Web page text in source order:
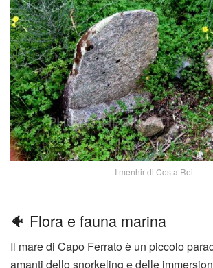
I menhir di Costa Rei
🐠 Flora e fauna marina
Il mare di Capo Ferrato è un piccolo
amanti dello snorkeling e delle